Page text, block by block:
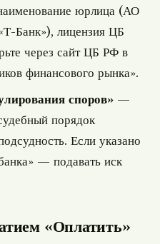
юрлица (АО
Банк»), лицензия ЦБ
через сайт ЦБ РФ в
финансового рынка».
споров» —
порядок
Если указано
— подавать иск
«Оплатить»